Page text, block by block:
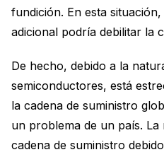
fundición. En esta
adicional podría debilitar la
De hecho, debido a la
semiconductores, está
la cadena de suministro
un problema de un país.
cadena de suministro